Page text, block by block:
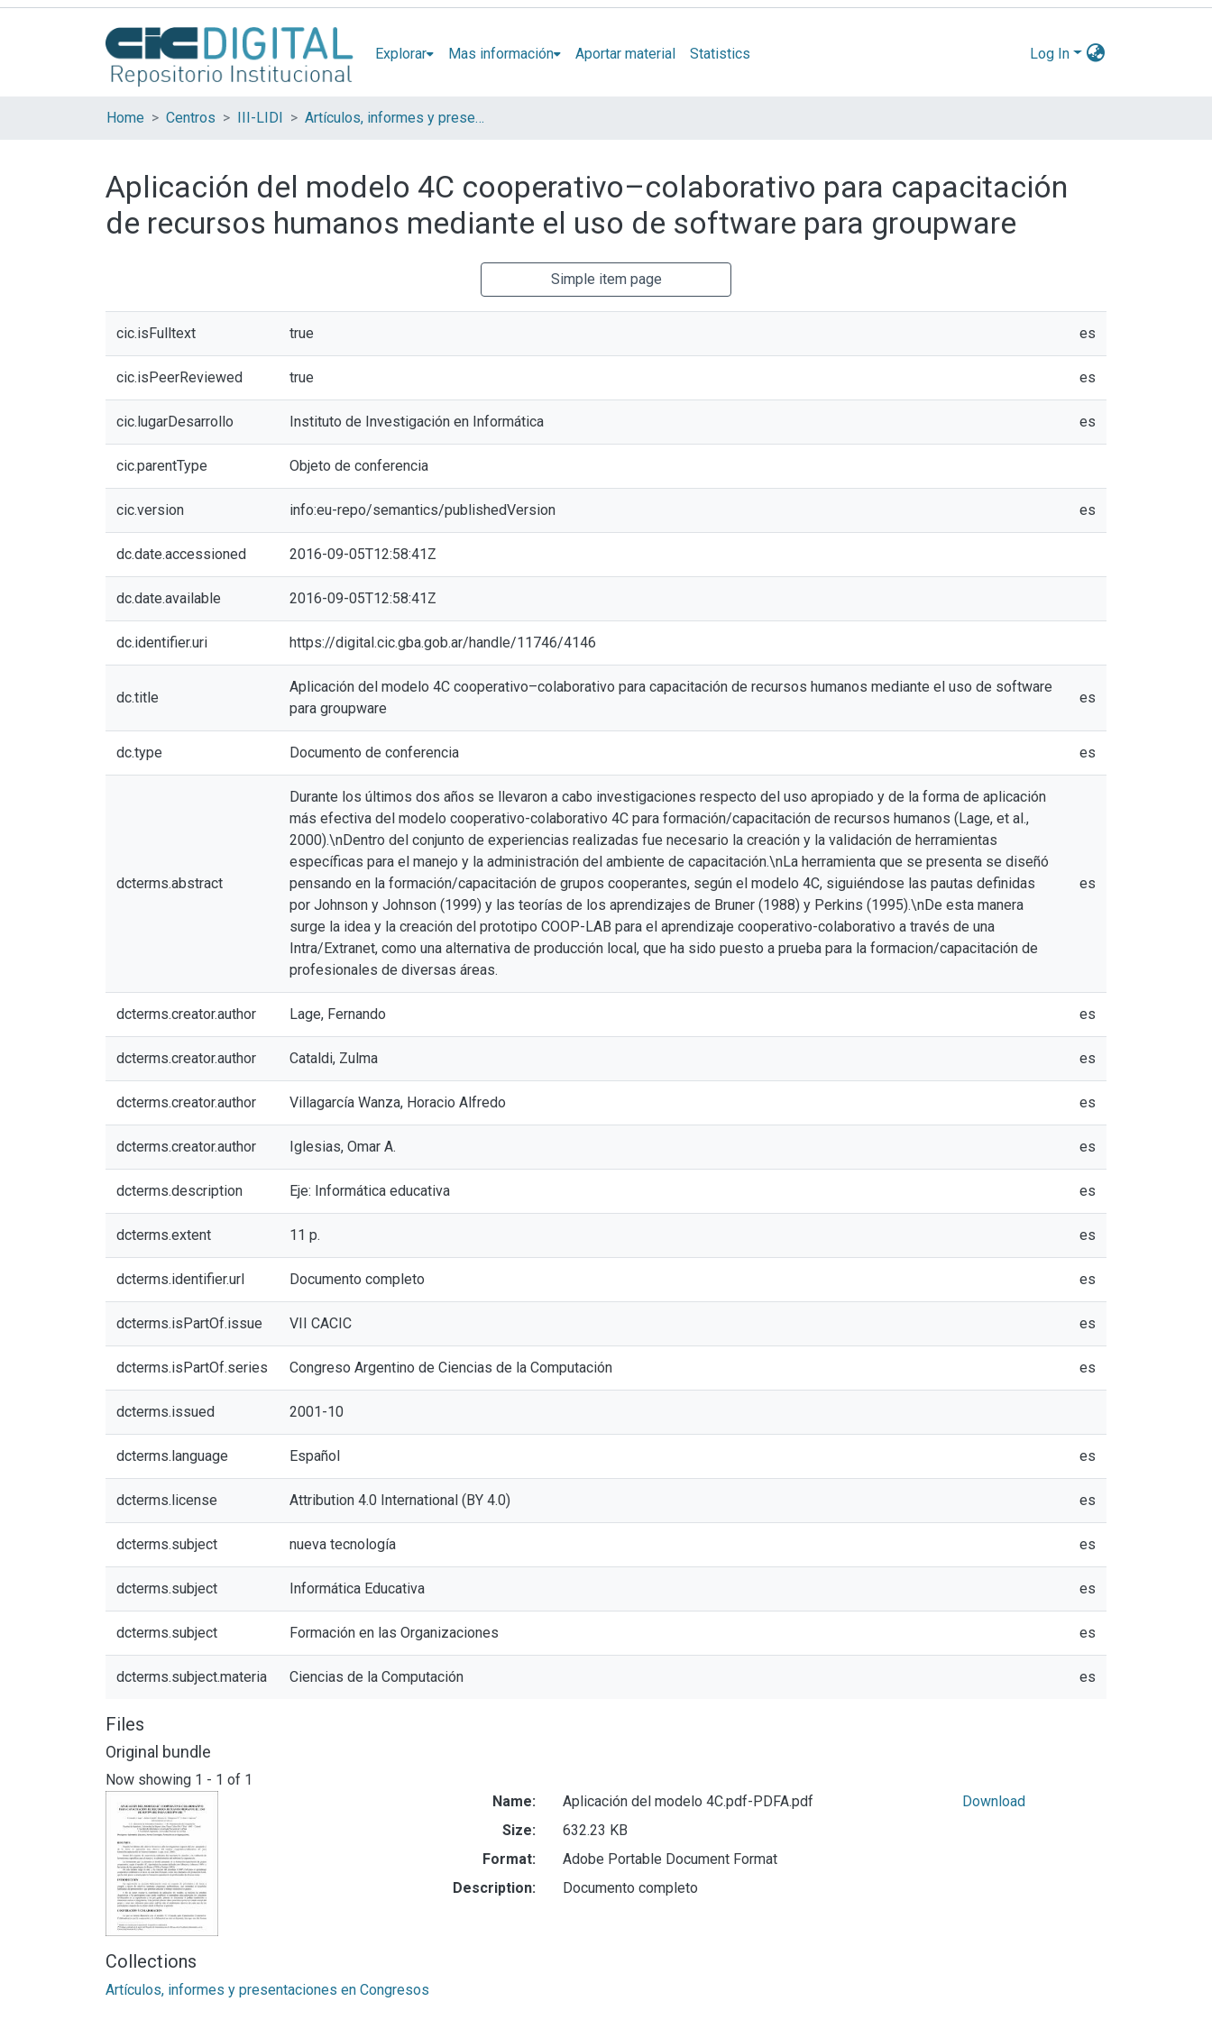
Explorar Mas información Aportar material Statistics Log In
Home Centros III-LIDI Artículos, informes y presentaciones en Congresos
Aplicación del modelo 4C cooperativo–colaborativo para capacitación
de recursos humanos mediante el uso de software para groupware
Simple item page
cic.isFulltext true es
cic.isPeerReviewed true es
cic.lugarDesarrollo Instituto de Investigación en Informática es
cic.parentType Objeto de conferencia
cic.version info:eu-repo/semantics/publishedVersion es
dc.date.accessioned 2016-09-05T12:58:41Z
dc.date.available 2016-09-05T12:58:41Z
dc.identifier.uri https://digital.cic.gba.gob.ar/handle/11746/4146
dc.title
Aplicación del modelo 4C cooperativo–colaborativo para capacitación de recursos humanos mediante el uso de software
para groupware
es
dc.type Documento de conferencia es
dcterms.abstract
Durante los últimos dos años se llevaron a cabo investigaciones respecto del uso apropiado y de la forma de aplicación
más efectiva del modelo cooperativo-colaborativo 4C para formación/capacitación de recursos humanos (Lage, et al.,
2000).\nDentro del conjunto de experiencias realizadas fue necesario la creación y la validación de herramientas
específicas para el manejo y la administración del ambiente de capacitación.\nLa herramienta que se presenta se diseñó
pensando en la formación/capacitación de grupos cooperantes, según el modelo 4C, siguiéndose las pautas definidas
por Johnson y Johnson (1999) y las teorías de los aprendizajes de Bruner (1988) y Perkins (1995).\nDe esta manera
surge la idea y la creación del prototipo COOP-LAB para el aprendizaje cooperativo-colaborativo a través de una
Intra/Extranet, como una alternativa de producción local, que ha sido puesto a prueba para la formacion/capacitación de
profesionales de diversas áreas.
es
dcterms.creator.author Lage, Fernando es
dcterms.creator.author Cataldi, Zulma es
dcterms.creator.author Villagarcía Wanza, Horacio Alfredo es
dcterms.creator.author Iglesias, Omar A. es
dcterms.description Eje: Informática educativa es
dcterms.extent 11 p. es
dcterms.identifier.url Documento completo es
dcterms.isPartOf.issue VII CACIC es
dcterms.isPartOf.series Congreso Argentino de Ciencias de la Computación es
dcterms.issued 2001-10
dcterms.language Español es
dcterms.license Attribution 4.0 International (BY 4.0) es
dcterms.subject nueva tecnología es
dcterms.subject Informática Educativa es
dcterms.subject Formación en las Organizaciones es
dcterms.subject.materia Ciencias de la Computación es
Files
Original bundle
Now showing 1 - 1 of 1
Name:
Aplicación del modelo 4C.pdf-PDFA.pdf
Size:
632.23 KB
Format:
Adobe Portable Document Format
Description:
Documento completo
Download
Collections
Artículos, informes y presentaciones en Congresos